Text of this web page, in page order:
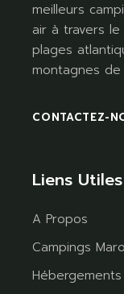
meilleurs
air à travers
plages
montagnes de
CONTACTEZ-
Liens Utiles
A Propos
Campings
Hébergements